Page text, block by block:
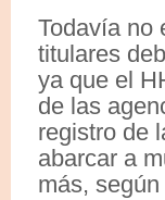
Todavía no
titulares
ya que el
de las
registro de
abarcar a
más,